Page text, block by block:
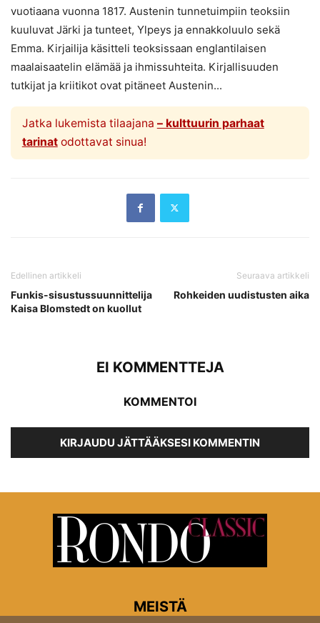
vuotiaana vuonna 1817. Austenin tunnetuimpiin teoksiin
kuuluvat Järki ja tunteet, Ylpeys ja ennakkoluulo sekä
Emma. Kirjailija käsitteli teoksissaan englantilaisen
maalaisaatelin elämää ja ihmissuhteita. Kirjallisuuden
tutkijat ja kriitikot ovat pitäneet Austenin...
Jatka lukemista tilaajana – kulttuurin parhaat
tarinatodottavat sinua!
Edellinen artikkeli
Funkis-sisustussuunnittelija
Kaisa Blomstedt on kuollut
Seuraava artikkeli
Rohkeiden uudistusten aika
EI KOMMENTTEJA
KOMMENTOI
KIRJAUDU JÄTTÄÄKSESI KOMMENTIN
MEISTÄ